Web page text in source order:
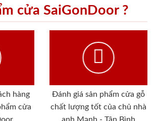
cửa SaiGonDoor ?
hàng
cửa
Đánh giá sản phẩm cửa gỗ
chất lượng tốt của chủ nhà
anh Mạnh - Tân Bình